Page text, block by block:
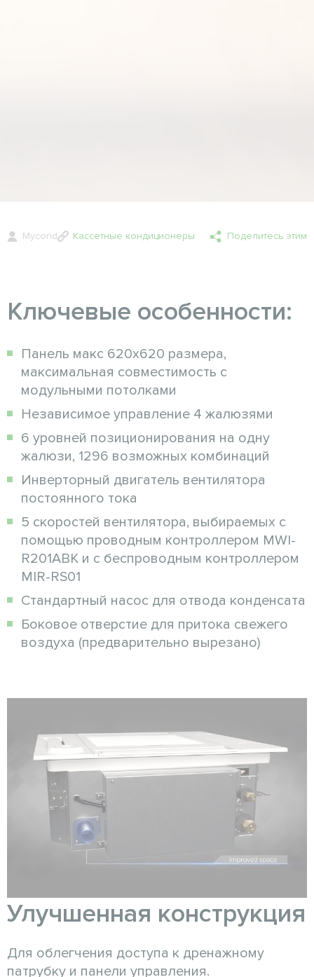
Mycond Кассетные кондиционеры Поделитесь этим
Ключевые особенности:
Панель макс 620x620 размера,
максимальная совместимость с
модульными потолками
Независимое управление 4 жалюзями
6 уровней позиционирования на одну
жалюзи, 1296 возможных комбинаций
Инверторный двигатель вентилятора
постоянного тока
5 скоростей вентилятора, выбираемых с
помощью проводным контроллером MWI-
R201ABK и с беспроводным контроллером
MIR-RS01
Стандартный насос для отвода конденсата
Боковое отверстие для притока свежего
воздуха (предварительно вырезано)
Улучшенная конструкция
Для облегчения доступа к дренажному
патрубку и панели управления.